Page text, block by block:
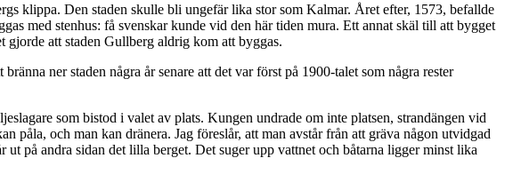
klippa. Den staden skulle bli ungefär lika stor som Kalmar. Året efter, 1573, befallde
med stenhus: få svenskar kunde vid den här tiden mura. Ett annat skäl till att bygget
att staden Gullberg aldrig kom att byggas.
ner staden några år senare att det var först på 1900-talet som några rester
som bistod i valet av plats. Kungen undrade om inte platsen, strandängen vid
påla, och man kan dränera. Jag föreslår, att man avstår från att gräva någon utvidgad
på andra sidan det lilla berget. Det suger upp vattnet och båtarna ligger minst lika